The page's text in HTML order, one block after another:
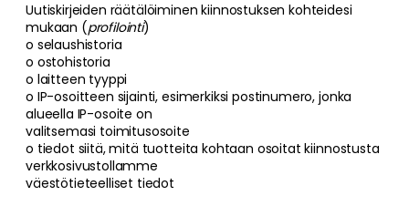
Uutiskirjeiden räätälöiminen kiinnostuksen kohteidesi
mukaan (profilointi)
o selaushistoria
o ostohistoria
o laitteen tyyppi
o IP-osoitteen sijainti, esimerkiksi postinumero, jonka
alueella IP-osoite on
valitsemasi toimitusosoite
o tiedot siitä, mitä tuotteita kohtaan osoitat kiinnostusta
verkkosivustollamme
väestötieteelliset tiedot